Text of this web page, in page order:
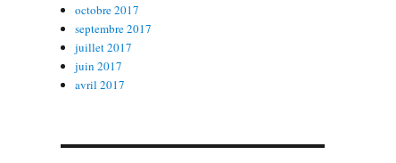
octobre 2017
septembre 2017
juillet 2017
juin 2017
avril 2017